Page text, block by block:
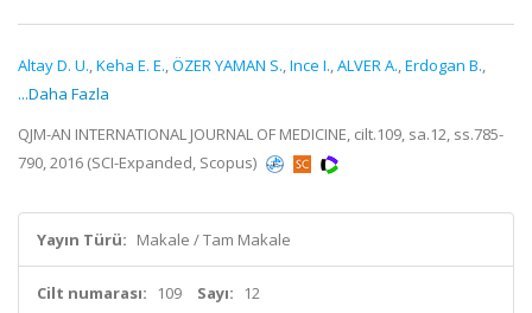
Altay D. U.,Keha E. E.,ÖZER YAMAN S.,Ince I.,ALVER A.,Erdogan B.,
...Daha Fazla
QJM-AN INTERNATIONAL JOURNAL OF MEDICINE, cilt.109, sa.12, ss.785-
790, 2016 (SCI-Expanded, Scopus)
Yayın Türü: Makale / Tam Makale
Cilt numarası: 109 Sayı: 12